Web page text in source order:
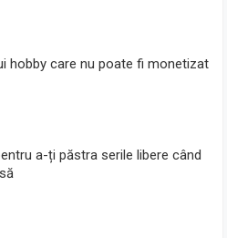
hobby care nu poate fi monetizat
a-ți păstra serile libere când